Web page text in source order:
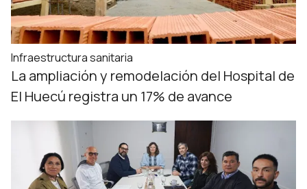
Infraestructura sanitaria
La ampliación y remodelación del Hospital de
El Huecú registra un 17% de avance